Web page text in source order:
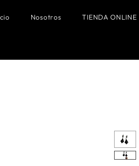
Nosotros TIENDA ONLINE